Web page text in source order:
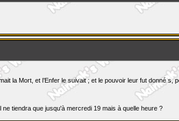
la Mort, et l’Enfer le suivait ; et le pouvoir leur fut donné
tiendra que jusqu'à mercredi 19 mais à quelle heure ?